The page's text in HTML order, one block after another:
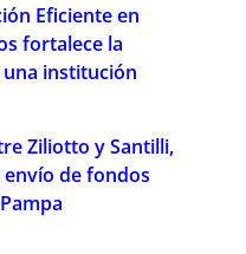
Eficiente en
fortalece la
institución
Ziliotto y Santilli,
de fondos